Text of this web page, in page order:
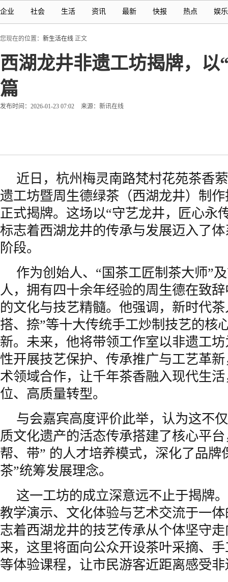
企业 社会 生活 资讯 最新 快报 热点 娱乐
您现在的位置： 新生活在线 正文
西湖龙井非遗工坊揭牌，
篇
发布时间：2026-01-23 07:02 来源：新讯在线
近日，杭州梅灵南路梵村花苑茶香
遗工坊暨周生德绿茶（西湖龙井）制
正式揭牌。这场以“守艺龙井，匠心永
标志着西湖龙井的传承与发展迈入了
阶段。
作为创始人、“国茶工匠制茶大师”
人，拥有四十余年经验的周生德在致
的文化与技艺精髓。他强调，新时代
搭、捺”等十大传统手工炒制技艺的核
新。未来，他将带领工作室以非遗工
性开展技艺保护、传承推广与工艺革
术领域合作，让千年茶香融入现代生
位、高质量转型。
与会嘉宾高度评价此举，认为这不
质文化遗产的活态传承搭建了核心平
帮、带” 的人才培养模式，深化了品牌
茶”统筹发展理念。
这一工坊的成立深意远不止于揭牌
教学演示、文化体验与艺术交流于一
志着西湖龙井的技艺传承从个体坚守
来，这里将面向公众开设茶叶采摘、
等体验课程，让市民游客近距离感受